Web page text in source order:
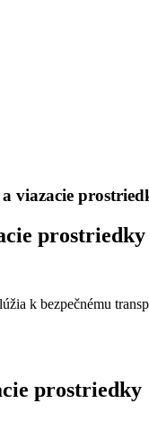
viazacie
prostriedky
k bezpečnému
prostriedky